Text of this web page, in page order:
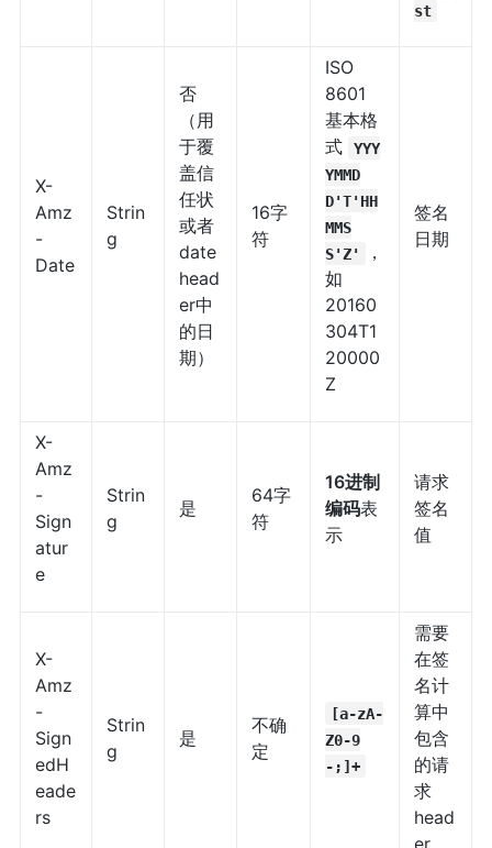
st
X-
Amz
-
Date
Strin
g
否
（用
于覆
盖信
任状
或者
date
head
er中
的日
期）
16字
符
ISO
8601
基本格
式
YYY
YMMD
D'T'HH
MMS
S'Z'
，
如
20160
304T1
20000
Z
签名
日期
X-
Amz
-
Sign
atur
e
Strin
g
是
64字
符
16进制
编码表
示
请求
签名
值
X-
Amz
-
Sign
edH
eade
rs
Strin
g
是
不确
定
[a-zA-
Z0-9
-;]+
需要
在签
名计
算中
包含
的请
求
head